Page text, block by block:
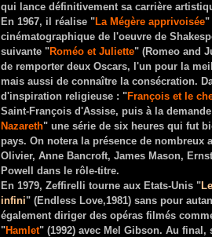
qui lance définitivement sa carrière
En 1967, il réalise "La Mégère apprivoisée"
cinématographique de l'oeuvre de
suivante "Roméo et Juliette" (Romeo and
de remporter deux Oscars, l'un pour la
mais aussi de connaître la consécration.
d'inspiration religieuse : "François et le
Saint-François d'Assise, puis à la
Nazareth" une série de six heures qui fut
pays. On notera la présence de
Olivier, Anne Bancroft, James Mason,
Powell dans le rôle-titre.
En 1979, Zeffirelli tourne aux Etats-Unis "
infini" (Endless Love,1981) sans pour
également diriger des opéras filmés
"Hamlet" (1992) avec Mel Gibson. Au